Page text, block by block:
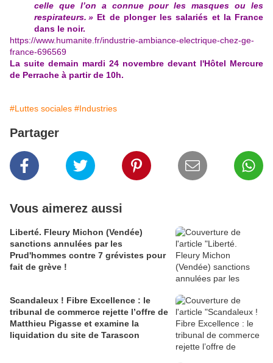
celle que l’on a connue pour les masques ou les
respirateurs. » Et de plonger les salariés et la France
dans le noir.
https://www.humanite.fr/industrie-ambiance-electrique-chez-ge-
france-696569
La suite demain mardi 24 novembre devant l'Hôtel Mercure
de Perrache à partir de 10h.
#Luttes sociales #Industries
Partager
Vous aimerez aussi
Liberté. Fleury Michon (Vendée)
sanctions annulées par les
Prud'hommes contre 7 grévistes pour
fait de grève !
Scandaleux ! Fibre Excellence : le
tribunal de commerce rejette l’offre de
Matthieu Pigasse et examine la
liquidation du site de Tarascon